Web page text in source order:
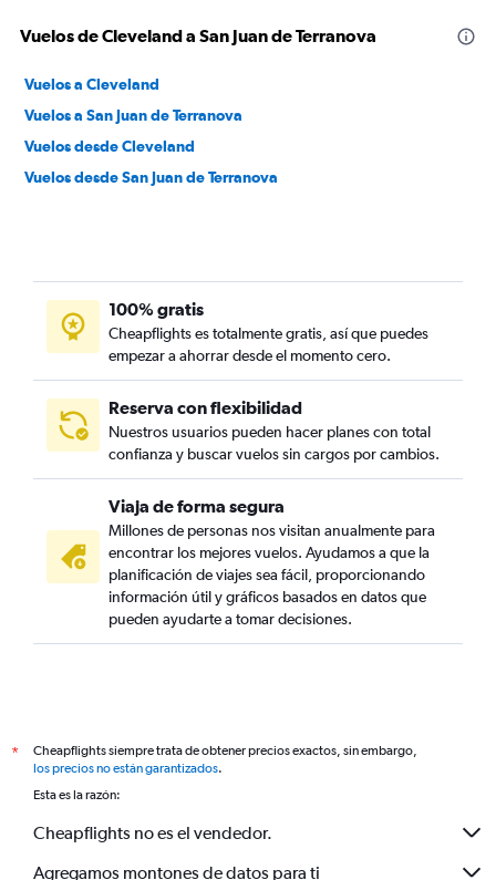
Vuelos de Cleveland a San Juan de Terranova
Vuelos a Cleveland
Vuelos a San Juan de Terranova
Vuelos desde Cleveland
Vuelos desde San Juan de Terranova
100% gratis
Cheapflights es totalmente gratis, así que puedes
empezar a ahorrar desde el momento cero.
Reserva con flexibilidad
Nuestros usuarios pueden hacer planes con total
confianza y buscar vuelos sin cargos por cambios.
Viaja de forma segura
Millones de personas nos visitan anualmente para
encontrar los mejores vuelos. Ayudamos a que la
planificación de viajes sea fácil, proporcionando
información útil y gráficos basados en datos que
pueden ayudarte a tomar decisiones.
*
Cheapflights siempre trata de obtener precios exactos, sin embargo,
los precios no están garantizados.
Esta es la razón:
Cheapflights no es el vendedor.
Agregamos montones de datos para ti